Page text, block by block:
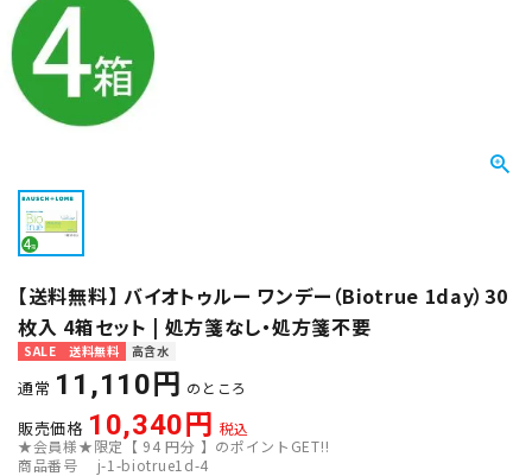
【送料無料】 バイオトゥルー ワンデー（Biotrue 1day）30
枚入 4箱セット | 処方箋なし・処方箋不要
SALE 送料無料 高含水
通常 11,110 のところ
販売価格 10,340
税込
★会員様★限定【 94 円分 】のポイントGET!!
商品番号
j-1-biotrue1d-4